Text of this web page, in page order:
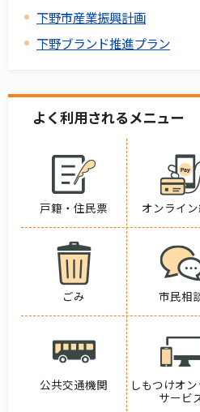
下野市産業振興計画
下野ブランド推進プラン
よく利用されるメニュー
戸籍・住民票 オンライ
ごみ 市民相
公共交通機関
しもつけオ
サービ